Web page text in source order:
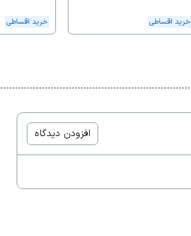
خرید اقساطی خرید اقساطی
افزودن دیدگاه